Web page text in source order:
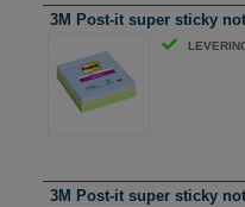
3M Post-it super sticky
3M Post-it super sticky